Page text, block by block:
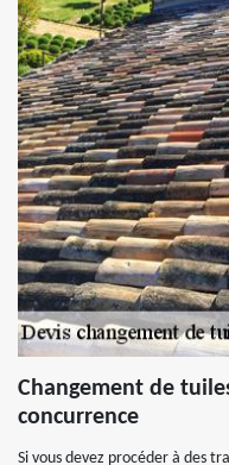
Changement de
concurrence
Si vous devez procéder à des